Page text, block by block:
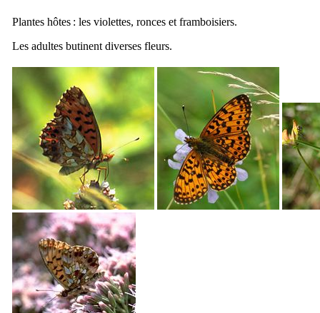
Plantes hôtes : les violettes, ronces et framboisiers.
Les adultes butinent diverses fleurs.